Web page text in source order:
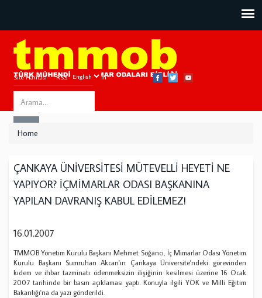
Site Haritası RSS Bize Ulaşın
Search
this
Home
ÇANKAYA ÜNİVERSİTESİ MÜTEVELLİ HEYETİ NE
YAPIYOR? İÇMİMARLAR ODASI BAŞKANINA
YAPILAN DAVRANIŞ KABUL EDİLEMEZ!
16.01.2007
TMMOB Yönetim Kurulu Başkanı Mehmet Soğancı, İç Mimarlar Odası Yönetim
Kurulu Başkanı Sumruhan Akcan'ın Çankaya Üniversite'ndeki görevinden
kıdem ve ihbar tazminatı ödenmeksizin ilişiğinin kesilmesi üzerine 16 Ocak
2007 tarihinde bir basın açıklaması yaptı. Konuyla ilgili YÖK ve Milli Eğitim
Bakanlığı'na da yazı gönderildi.